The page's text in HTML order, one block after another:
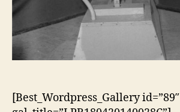
[Best_Wordpress_Gallery id=”89″